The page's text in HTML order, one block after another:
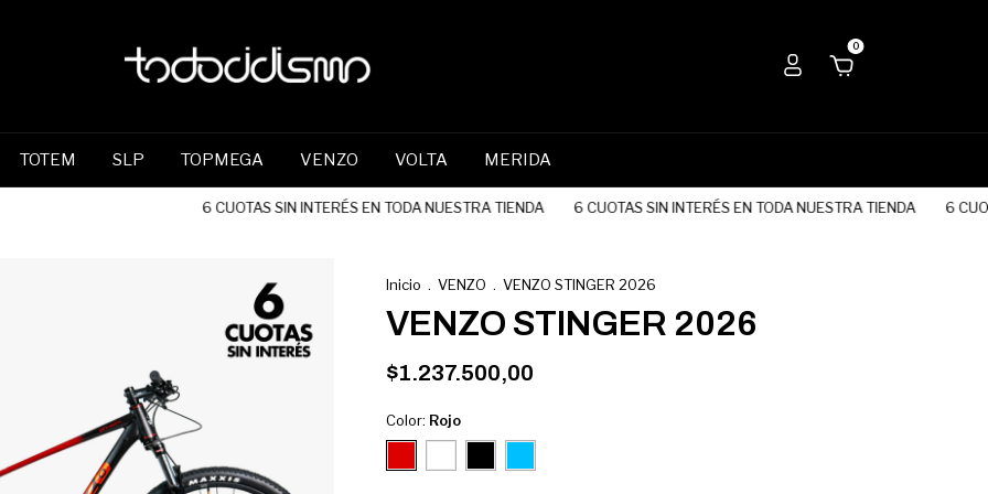
0
TOTEM SLP TOPMEGA VENZO VOLTA MERIDA
6 CUOTAS SIN INTERÉS EN TODA NUESTRA TIENDA 6 CUOTAS SIN INTERÉS EN TODA NUESTRA TIENDA 6
Inicio . VENZO . VENZO STINGER 2026
VENZO STINGER 2026
$1.237.500,00
Color: Rojo